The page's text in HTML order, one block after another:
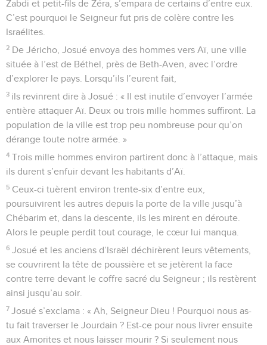
Zabdi et petit-fils de Zéra, s’empara de certains d’entre eux.
C’est pourquoi le Seigneur fut pris de colère contre les
Israélites.
2 De Jéricho, Josué envoya des hommes vers Aï, une ville
située à l’est de Béthel, près de Beth-Aven, avec l’ordre
d’explorer le pays. Lorsqu’ils l’eurent fait,
3 ils revinrent dire à Josué : « Il est inutile d’envoyer l’armée
entière attaquer Aï. Deux ou trois mille hommes suffiront. La
population de la ville est trop peu nombreuse pour qu’on
dérange toute notre armée. »
4 Trois mille hommes environ partirent donc à l’attaque, mais
ils durent s’enfuir devant les habitants d’Aï.
5 Ceux-ci tuèrent environ trente-six d’entre eux,
poursuivirent les autres depuis la porte de la ville jusqu’à
Chébarim et, dans la descente, ils les mirent en déroute.
Alors le peuple perdit tout courage, le cœur lui manqua.
6 Josué et les anciens d’Israël déchirèrent leurs vêtements,
se couvrirent la tête de poussière et se jetèrent la face
contre terre devant le coffre sacré du Seigneur ; ils restèrent
ainsi jusqu’au soir.
7 Josué s’exclama : « Ah, Seigneur Dieu ! Pourquoi nous as-
tu fait traverser le Jourdain ? Est-ce pour nous livrer ensuite
aux Amorites et nous laisser mourir ? Si seulement nous